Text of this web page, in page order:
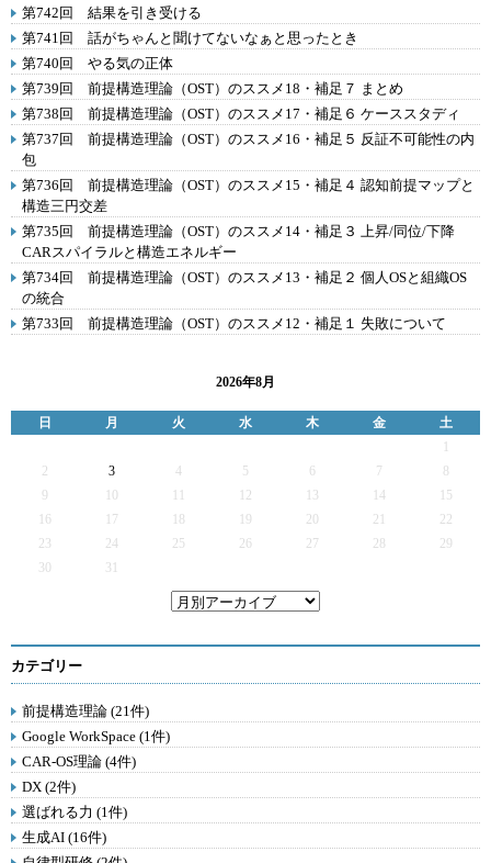
第742回 結果を引き受ける
第741回 話がちゃんと聞けてないなぁと思ったとき
第740回 やる気の正体
第739回 前提構造理論（OST）のススメ18・補足７ まとめ
第738回 前提構造理論（OST）のススメ17・補足６ ケーススタディ
第737回 前提構造理論（OST）のススメ16・補足５ 反証不可能性の内
包
第736回 前提構造理論（OST）のススメ15・補足４ 認知前提マップと
構造三円交差
第735回 前提構造理論（OST）のススメ14・補足３ 上昇/同位/下降
CARスパイラルと構造エネルギー
第734回 前提構造理論（OST）のススメ13・補足２ 個人OSと組織OS
の統合
第733回 前提構造理論（OST）のススメ12・補足１ 失敗について
2026年8月
日 月 火 水 木 金
土
2
3 4 5 6 7
9
12 13 14
15
16
17 19 20 21
22
23
24 25 26 27 28
29
30
31
カテゴリー
前提構造理論 (21件)
Google WorkSpace (1件)
CAR-OS理論 (4件)
DX (2件)
選ばれる力 (1件)
生成AI (16件)